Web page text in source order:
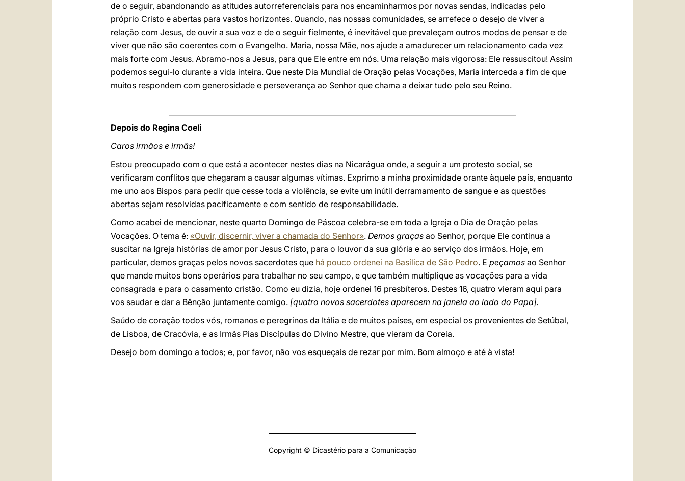
de o seguir, abandonando as atitudes autorreferenciais para nos encaminharmos por novas sendas, indicadas pelo
próprio Cristo e abertas para vastos horizontes. Quando, nas nossas comunidades, se arrefece o desejo de viver a
relação com Jesus, de ouvir a sua voz e de o seguir fielmente, é inevitável que prevaleçam outros modos de pensar e de
viver que não são coerentes com o Evangelho. Maria, nossa Mãe, nos ajude a amadurecer um relacionamento cada vez
mais forte com Jesus. Abramo-nos a Jesus, para que Ele entre em nós. Uma relação mais vigorosa: Ele ressuscitou! Assim
podemos segui-lo durante a vida inteira. Que neste Dia Mundial de Oração pelas Vocações, Maria interceda a fim de que
muitos respondem com generosidade e perseverança ao Senhor que chama a deixar tudo pelo seu Reino.
Depois do Regina Coeli
Caros irmãos e irmãs!
Estou preocupado com o que está a acontecer nestes dias na Nicarágua onde, a seguir a um protesto social, se
verificaram conflitos que chegaram a causar algumas vítimas. Exprimo a minha proximidade orante àquele país, enquanto
me uno aos Bispos para pedir que cesse toda a violência, se evite um inútil derramamento de sangue e as questões
abertas sejam resolvidas pacificamente e com sentido de responsabilidade.
Como acabei de mencionar, neste quarto Domingo de Páscoa celebra-se em toda a Igreja o Dia de Oração pelas
Vocações. O tema é: «Ouvir, discernir, viver a chamada do Senhor». Demos graças ao Senhor, porque Ele continua a
suscitar na Igreja histórias de amor por Jesus Cristo, para o louvor da sua glória e ao serviço dos irmãos. Hoje, em
particular, demos graças pelos novos sacerdotes que há pouco ordenei na Basílica de São Pedro. E peçamos ao Senhor
que mande muitos bons operários para trabalhar no seu campo, e que também multiplique as vocações para a vida
consagrada e para o casamento cristão. Como eu dizia, hoje ordenei 16 presbíteros. Destes 16, quatro vieram aqui para
vos saudar e dar a Bênção juntamente comigo. [quatro novos sacerdotes aparecem na janela ao lado do Papa].
Saúdo de coração todos vós, romanos e peregrinos da Itália e de muitos países, em especial os provenientes de Setúbal,
de Lisboa, de Cracóvia, e as Irmãs Pias Discípulas do Divino Mestre, que vieram da Coreia.
Desejo bom domingo a todos; e, por favor, não vos esqueçais de rezar por mim. Bom almoço e até à vista!
Copyright © Dicastério para a Comunicação